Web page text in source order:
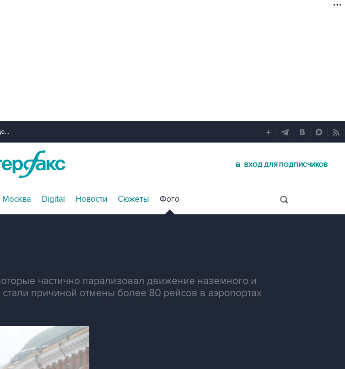
ВХОД ДЛЯ ПОДПИСЧИКОВ
Москва Digital Новости Сюжеты Фото
частично парализовал движение наземного и
причиной отмены более 80 рейсов в аэропортах